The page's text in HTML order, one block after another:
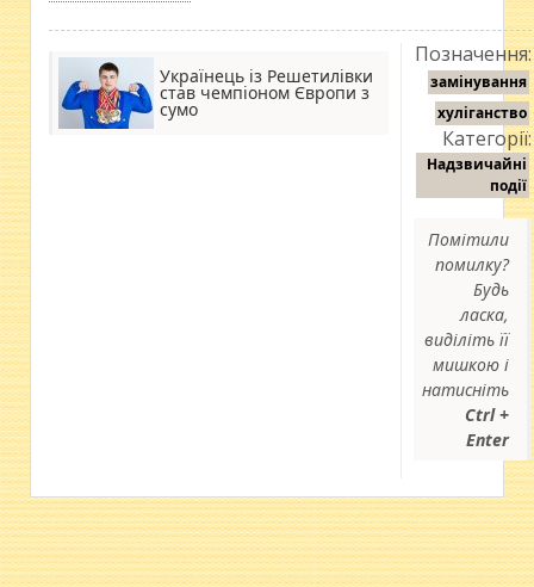
Українець із Решетилівки
став чемпіоном Європи з
сумо
Позначення:
замінування
хуліганство
Категорії:
Надзвичайні
події
Помітили
помилку?
Будь
ласка,
виділіть її
мишкою і
натисніть
Ctrl +
Enter